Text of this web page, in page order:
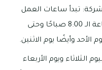
تبدأ ساعات العمل
الخاصة بهذه الشركة من الساعة الـ 8:00 صباحًا وحتى
الثلاثاء ويوم الأربعاء